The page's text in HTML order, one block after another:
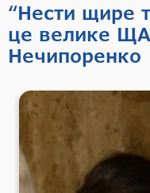
“Нести щире
це велике
Нечипоренко